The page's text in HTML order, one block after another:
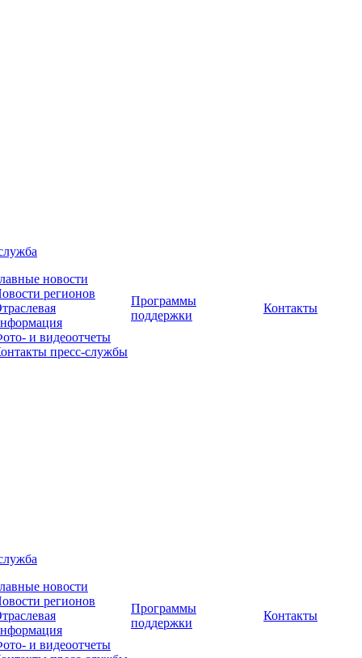
новости
регионов
и видеоотчеты
пресс-службы
Программы
поддержки
Контакты
новости
регионов
и видеоотчеты
Программы
поддержки
Контакты